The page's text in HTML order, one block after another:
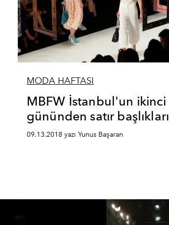
MODA HAFTASI
MBFW İstanbul'un ikinci
gününden satır başlıkları
09.13.2018 yazı Yunus Başaran